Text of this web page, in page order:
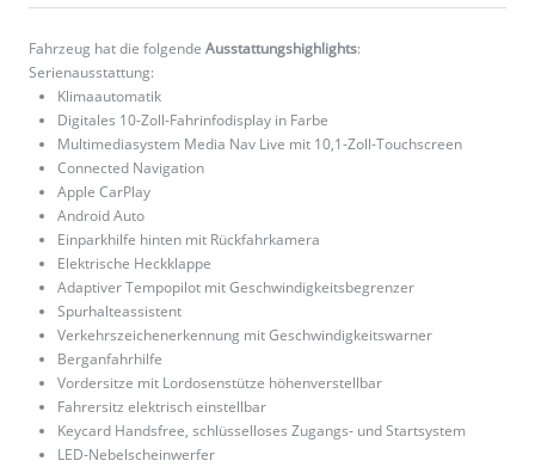
Fahrzeug hat die folgende Ausstattungshighlights:
Serienausstattung:
Klimaautomatik
Digitales 10-Zoll-Fahrinfodisplay in Farbe
Multimediasystem Media Nav Live mit 10,1-Zoll-Touchscreen
Connected Navigation
Apple CarPlay
Android Auto
Einparkhilfe hinten mit Rückfahrkamera
Elektrische Heckklappe
Adaptiver Tempopilot mit Geschwindigkeitsbegrenzer
Spurhalteassistent
Verkehrszeichenerkennung mit Geschwindigkeitswarner
Berganfahrhilfe
Vordersitze mit Lordosenstütze höhenverstellbar
Fahrersitz elektrisch einstellbar
Keycard Handsfree, schlüsselloses Zugangs- und Startsystem
LED-Nebelscheinwerfer